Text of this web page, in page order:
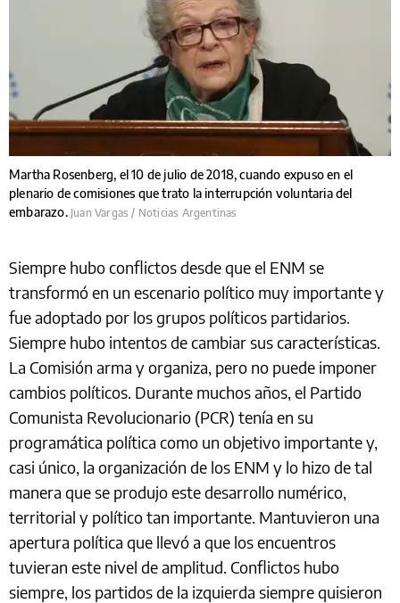
Martha Rosenberg, el 10 de julio de 2018, cuando expuso en el
plenario de comisiones que trato la interrupción voluntaria del
embarazo. Juan Vargas / Noticias Argentinas
Siempre hubo conflictos desde que el ENM se
transformó en un escenario político muy importante y
fue adoptado por los grupos políticos partidarios.
Siempre hubo intentos de cambiar sus características.
La Comisión arma y organiza, pero no puede imponer
cambios políticos. Durante muchos años, el Partido
Comunista Revolucionario (PCR) tenía en su
programática política como un objetivo importante y,
casi único, la organización de los ENM y lo hizo de tal
manera que se produjo este desarrollo numérico,
territorial y político tan importante. Mantuvieron una
apertura política que llevó a que los encuentros
tuvieran este nivel de amplitud. Conflictos hubo
siempre, los partidos de la izquierda siempre quisieron